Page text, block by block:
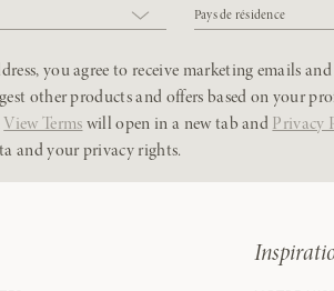
Pays de résidence
you agree to receive marketing emails
other products and offers based on your
View Terms will open in a new tab and Privacy
and your privacy rights.